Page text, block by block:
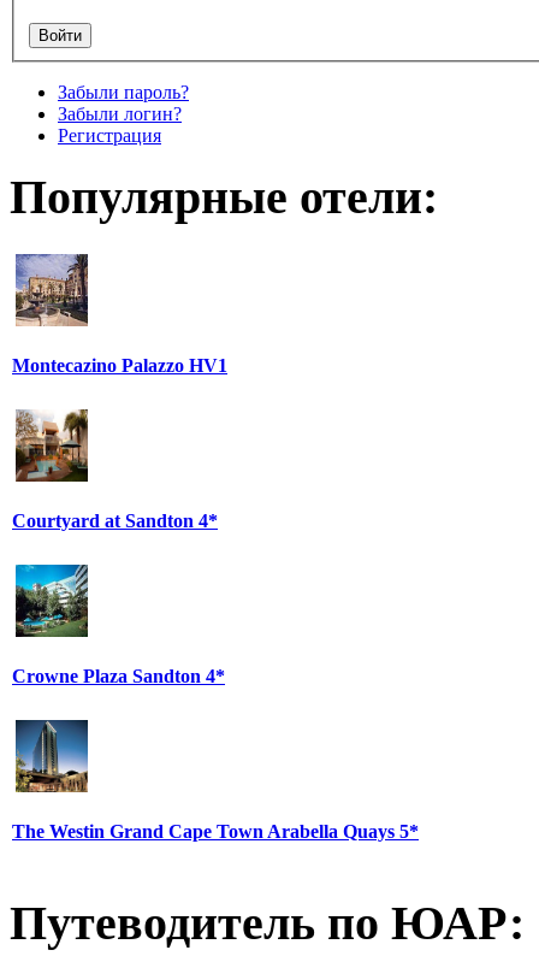
Забыли пароль?
Забыли логин?
Регистрация
Популярные отели:
Montecazino Palazzo HV1
Courtyard at Sandton 4*
Crowne Plaza Sandton 4*
The Westin Grand Cape Town Arabella Quays 5*
Путеводитель по ЮАР: